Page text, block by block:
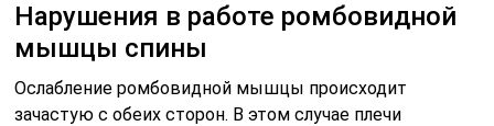
Нарушения в работе ромбовидной
мышцы спины
Ослабление ромбовидной мышцы происходит
зачастую с обеих сторон. В этом случае плечи